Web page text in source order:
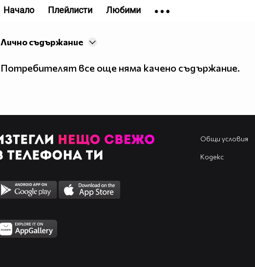
Лично съдържание
Потребителят все още няма качено съдържание.
Начало Плейлисти Любими
Общи условия
Кодекс